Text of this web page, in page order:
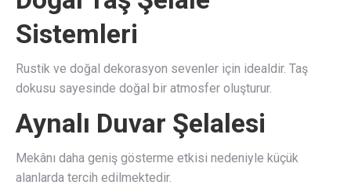
Sistemleri
Rustik ve doğal dekorasyon sevenler için idealdir. Taş
dokusu sayesinde doğal bir atmosfer oluşturur.
Aynalı Duvar Şelalesi
Mekânı daha geniş gösterme etkisi nedeniyle küçük
alanlarda tercih edilmektedir.